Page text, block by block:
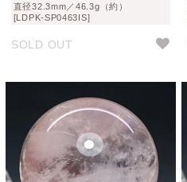
直径32.3mm／46.3g（約）
[LDPK-SP0463IS]
SOLD OUT